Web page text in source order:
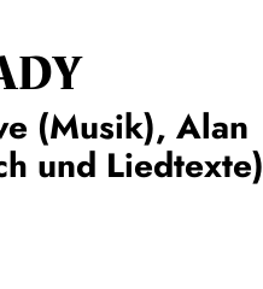
(Musik), Alan
und Liedtexte)